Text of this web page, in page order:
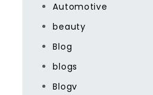
Automotive
beauty
Blog
blogs
Blogv